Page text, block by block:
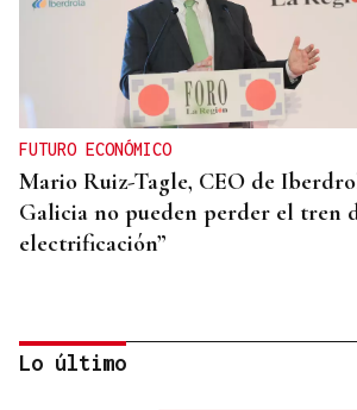
FUTURO ECONÓMICO
Mario Ruiz-Tagle, CEO de
Galicia no pueden perder el tren
electrificación”
Lo último